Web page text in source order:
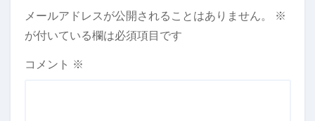
メールアドレスが公開されることはありません。
※
が付いている欄は必須項目です
コメント ※